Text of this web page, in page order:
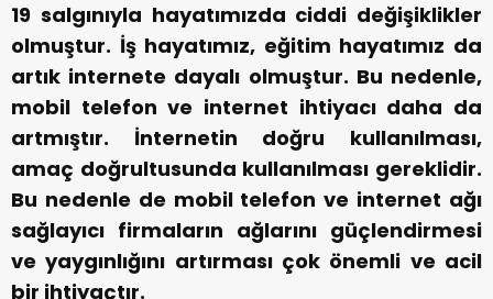
19 salgınıyla hayatımızda ciddi değişiklikler
olmuştur. İş hayatımız, eğitim hayatımız da
artık internete dayalı olmuştur. Bu nedenle,
mobil telefon ve internet ihtiyacı daha da
artmıştır. İnternetin doğru kullanılması,
amaç doğrultusunda kullanılması gereklidir.
Bu nedenle de mobil telefon ve internet ağı
sağlayıcı firmaların ağlarını güçlendirmesi
ve yaygınlığını artırması çok önemli ve acil
bir ihtiyaçtır.